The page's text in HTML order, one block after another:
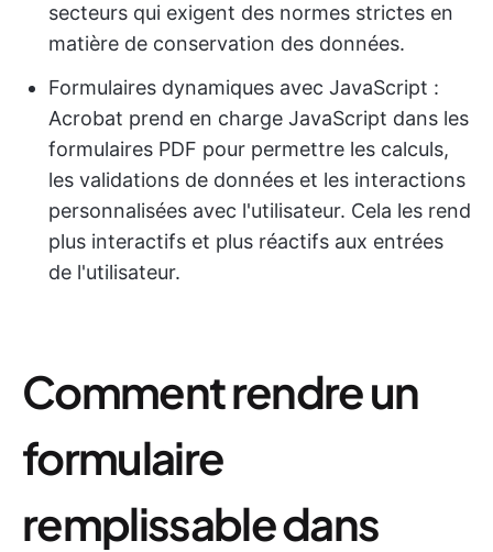
secteurs qui exigent des normes strictes en
matière de conservation des données.
Formulaires dynamiques avec JavaScript :
Acrobat prend en charge JavaScript dans les
formulaires PDF pour permettre les calculs,
les validations de données et les interactions
personnalisées avec l'utilisateur. Cela les rend
plus interactifs et plus réactifs aux entrées
de l'utilisateur.
Comment rendre un
formulaire
remplissable dans